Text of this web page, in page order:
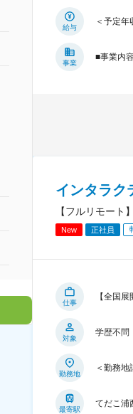
給与
＜予定
事業
■事業内
インタラク
【フルリモート
New 正社員
仕事
【全国
対象
学歴不問
勤務地
＜勤務
最寄駅
てだこ浦